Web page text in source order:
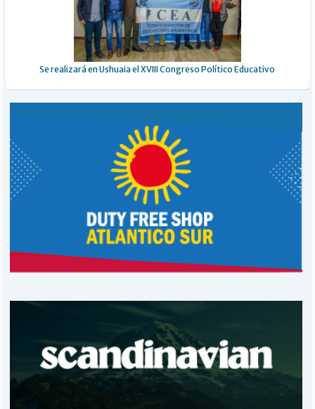
Se realizará en Ushuaia el XVIII Congreso Político Educativo